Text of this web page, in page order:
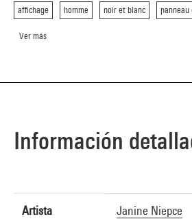
affichage homme noir et blanc panneau
Ver más
Información
Artista
Janine Niepce